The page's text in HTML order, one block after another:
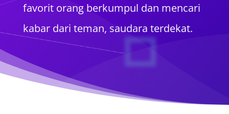
favorit orang berkumpul dan mencari
kabar dari teman, saudara terdekat.